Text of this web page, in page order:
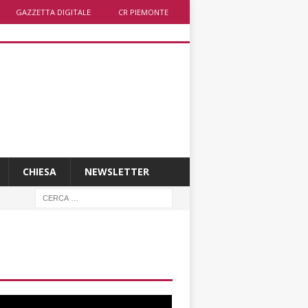
GAZZETTA DIGITALE CR PIEMONTE
CHIESA NEWSLETTER